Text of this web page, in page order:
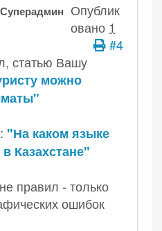
Суперадмин Опублик
овано 1
#4
статью Вашу
можно
"На каком языке
Казахстане"
правил - только
ошибок